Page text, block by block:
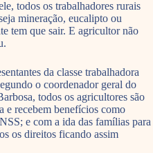
todos os trabalhadores rurais
mineração, eucalipto ou
tem que sair. E agricultor não
da classe trabalhadora
o coordenador geral do
todos os agricultores são
e recebem benefícios como
e com a ida das famílias para
os direitos ficando assim